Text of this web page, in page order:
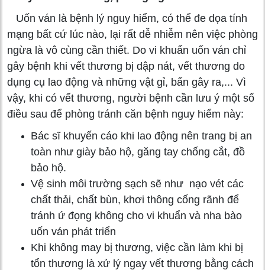
Uốn ván là bệnh lý nguy hiểm, có thể đe dọa tính
mạng bất cứ lúc nào, lại rất dễ nhiễm nên việc phòng
ngừa là vô cùng cần thiết. Do vi khuẩn uốn ván chỉ
gây bệnh khi vết thương bị dập nát, vết thương do
dụng cụ lao động và những vật gỉ, bẩn gây ra,... Vì
vậy, khi có vết thương, người bệnh cần lưu ý một số
điều sau để phòng tránh căn bệnh nguy hiểm này:
Bác sĩ khuyến cáo khi lao động nên trang bị an
toàn như giày bảo hộ, găng tay chống cắt, đồ
bảo hộ.
Vệ sinh môi trường sạch sẽ như nạo vét các
chất thải, chất bùn, khơi thông cống rãnh để
tránh ứ đọng không cho vi khuẩn và nha bào
uốn ván phát triển
Khi không may bị thương, việc cần làm khi bị
tổn thương là xử lý ngay vết thương bằng cách